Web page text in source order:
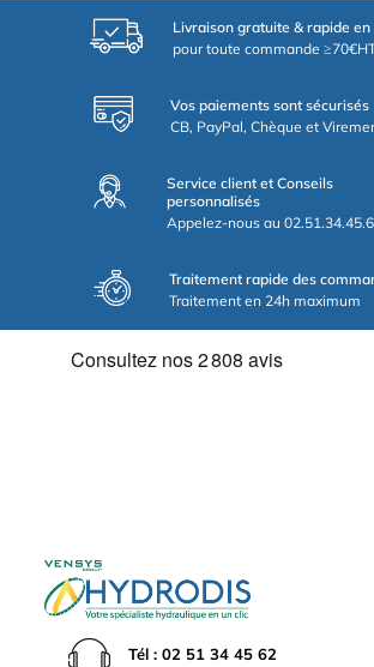
Livraison gratuite & rapide en
pour toute commande
Vos paiements sont sécurisés
CB, PayPal, Chèque et
Service client et Conseils
personnalisés
Appelez-nous au
Traitement rapide des
Traitement en 24h maximum
Tél : 02 51 34 45 62